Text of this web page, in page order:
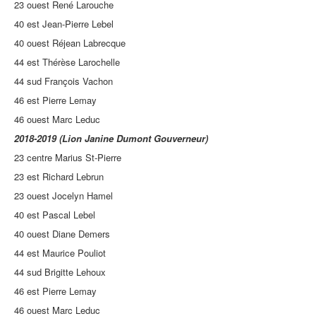
23 ouest René Larouche
40 est Jean-Pierre Lebel
40 ouest Réjean Labrecque
44 est Thérèse Larochelle
44 sud François Vachon
46 est Pierre Lemay
46 ouest Marc Leduc
2018-2019 (Lion Janine Dumont Gouverneur)
23 centre Marius St-Pierre
23 est Richard Lebrun
23 ouest Jocelyn Hamel
40 est Pascal Lebel
40 ouest Diane Demers
44 est Maurice Pouliot
44 sud Brigitte Lehoux
46 est Pierre Lemay
46 ouest Marc Leduc